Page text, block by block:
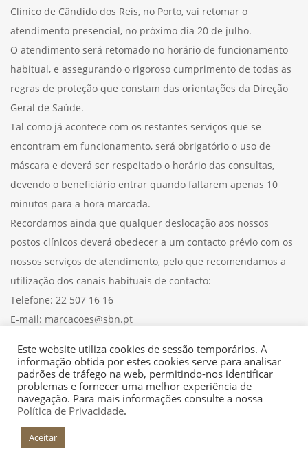
Clínico de Cândido dos Reis, no Porto, vai retomar o
atendimento presencial, no próximo dia 20 de julho.
O atendimento será retomado no horário de funcionamento
habitual, e assegurando o rigoroso cumprimento de todas as
regras de proteção que constam das orientações da Direção
Geral de Saúde.
Tal como já acontece com os restantes serviços que se
encontram em funcionamento, será obrigatório o uso de
máscara e deverá ser respeitado o horário das consultas,
devendo o beneficiário entrar quando faltarem apenas 10
minutos para a hora marcada.
Recordamos ainda que qualquer deslocação aos nossos
postos clínicos deverá obedecer a um contacto prévio com os
nossos serviços de atendimento, pelo que recomendamos a
utilização dos canais habituais de contacto:
Telefone: 22 507 16 16
E-mail: marcacoes@sbn.pt
+INFO
Este website utiliza cookies de sessão temporários. A
informação obtida por estes cookies serve para analisar
padrões de tráfego na web, permitindo-nos identificar
problemas e fornecer uma melhor experiência de
navegação. Para mais informações consulte a nossa
Política de Privacidade.
Aceitar